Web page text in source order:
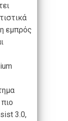
εμπρός
3.0,